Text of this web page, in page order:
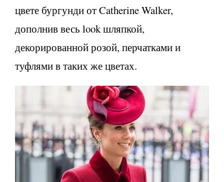
цвете бургунди от Catherine Walker,
дополнив весь look шляпкой,
декорированной розой, перчатками и
туфлями в таких же цветах.